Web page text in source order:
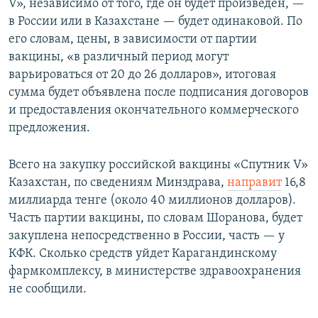
V», независимо от того, где он будет произведен, —
в России или в Казахстане — будет одинаковой. По
его словам, цены, в зависимости от партии
вакцины, «в различный период могут
варьироваться от 20 до 26 долларов», итоговая
сумма будет объявлена после подписания договоров
и предоставления окончательного коммерческого
предложения.
Всего на закупку российской вакцины «Спутник V»
Казахстан, по сведениям Минздрава, направит16,8
миллиарда тенге (около 40 миллионов долларов).
Часть партии вакцины, по словам Шоранова, будет
закуплена непосредственно в России, часть — у
КФК. Сколько средств уйдет Карагандинскому
фармкомплексу, в министерстве здравоохранения
не сообщили.